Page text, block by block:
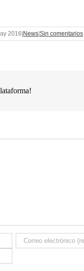
2016 News Sin comentarios